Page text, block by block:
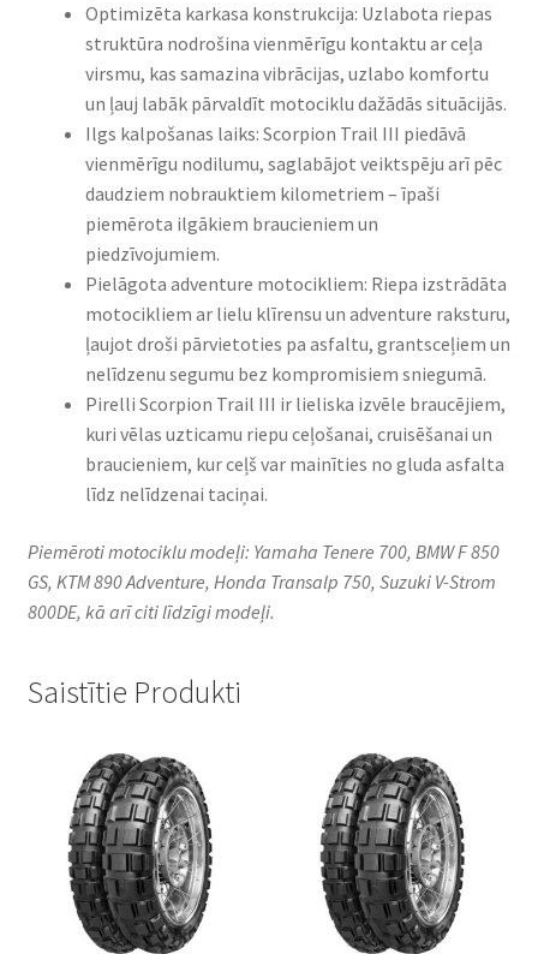
Optimizēta karkasa konstrukcija: Uzlabota riepas
struktūra nodrošina vienmērīgu kontaktu ar ceļa
virsmu, kas samazina vibrācijas, uzlabo komfortu
un ļauj labāk pārvaldīt motociklu dažādās situācijās.
Ilgs kalpošanas laiks: Scorpion Trail III piedāvā
vienmērīgu nodilumu, saglabājot veiktspēju arī pēc
daudziem nobrauktiem kilometriem – īpaši
piemērota ilgākiem braucieniem un
piedzīvojumiem.
Pielāgota adventure motocikliem: Riepa izstrādāta
motocikliem ar lielu klīrensu un adventure raksturu,
ļaujot droši pārvietoties pa asfaltu, grantsceļiem un
nelīdzenu segumu bez kompromisiem sniegumā.
Pirelli Scorpion Trail III ir lieliska izvēle braucējiem,
kuri vēlas uzticamu riepu ceļošanai, cruisēšanai un
braucieniem, kur ceļš var mainīties no gluda asfalta
līdz nelīdzenai taciņai.
Piemēroti motociklu modeļi: Yamaha Tenere 700, BMW F 850
GS, KTM 890 Adventure, Honda Transalp 750, Suzuki V-Strom
800DE, kā arī citi līdzīgi modeļi.
Saistītie Produkti